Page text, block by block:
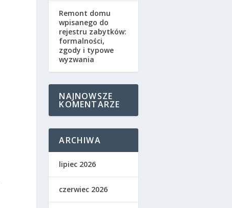
Remont domu
wpisanego do
rejestru zabytków:
formalności,
zgody i typowe
wyzwania
NAJNOWSZE
KOMENTARZE
ARCHIWA
lipiec 2026
czerwiec 2026